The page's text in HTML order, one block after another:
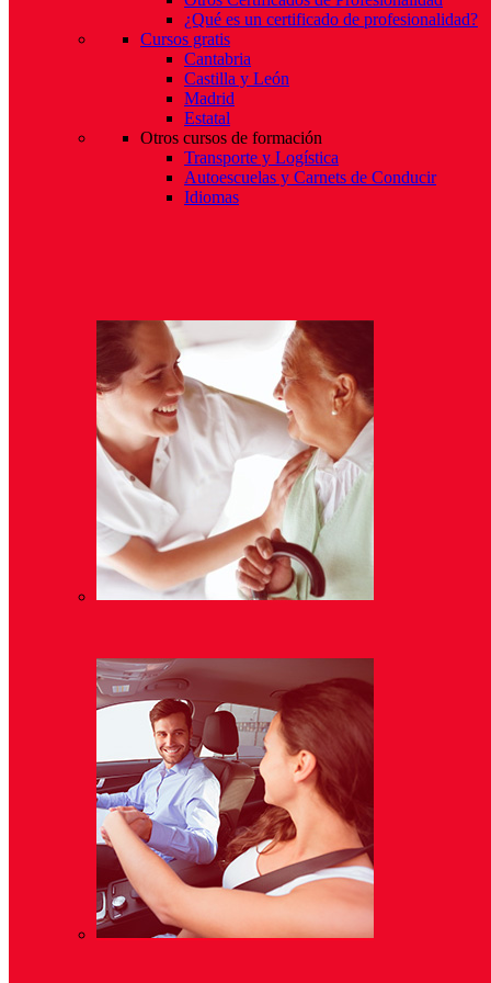
¿Qué es un certificado de profesionalidad?
Cursos gratis
Cantabria
Castilla y León
Madrid
Estatal
Otros cursos de formación
Transporte y Logística
Autoescuelas y Carnets de Conducir
Idiomas